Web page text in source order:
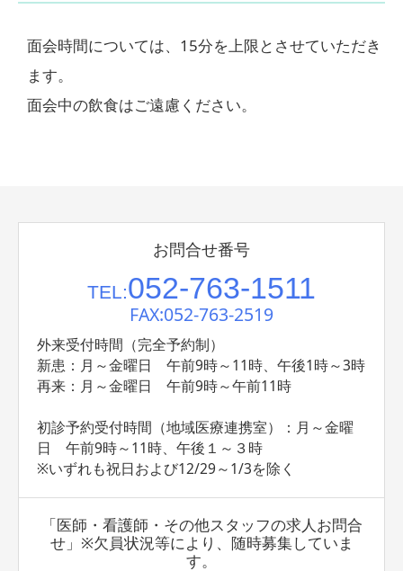
面会時間については、15分を上限とさせていただき
ます。
面会中の飲食はご遠慮ください。
お問合せ番号
TEL:052-763-1511
FAX:052-763-2519
外来受付時間（完全予約制）
新患：月～金曜日 午前9時～11時、午後1時～3時
再来：月～金曜日 午前9時～午前11時
初診予約受付時間（地域医療連携室）：月～金曜
日 午前9時～11時、午後１～３時
※いずれも祝日および12/29～1/3を除く
「医師・看護師・その他スタッフの求人お問合
せ」※欠員状況等により、随時募集していま
す。